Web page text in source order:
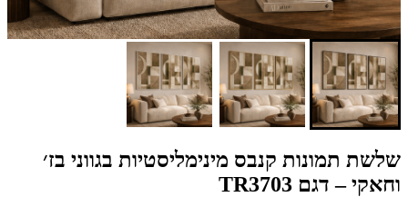
שלשת תמונות קנבס מינימליסטיות בגווני בז׳
וחאקי – דגם TR3703